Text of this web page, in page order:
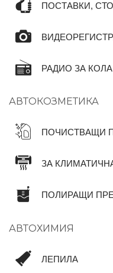
ПОСТАВКИ,
РАДИО ЗА КОЛА
АВТОКОЗМЕТИКА
ПОЧИСТВАЩИ
ЗА
ПОЛИРАЩИ
АВТОХИМИЯ
ЛЕПИЛА